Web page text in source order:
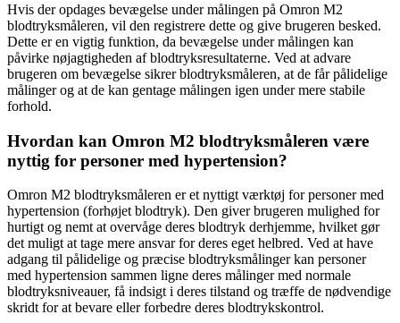
Hvis der opdages bevægelse under målingen på Omron M2
blodtryksmåleren, vil den registrere dette og give brugeren besked.
Dette er en vigtig funktion, da bevægelse under målingen kan
påvirke nøjagtigheden af ​​blodtryksresultaterne. Ved at advare
brugeren om bevægelse sikrer blodtryksmåleren, at de får pålidelige
målinger og at de kan gentage målingen igen under mere stabile
forhold.
Hvordan kan Omron M2 blodtryksmåleren være
nyttig for personer med hypertension?
Omron M2 blodtryksmåleren er et nyttigt værktøj for personer med
hypertension (forhøjet blodtryk). Den giver brugeren mulighed for
hurtigt og nemt at overvåge deres blodtryk derhjemme, hvilket gør
det muligt at tage mere ansvar for deres eget helbred. Ved at have
adgang til pålidelige og præcise blodtryksmålinger kan personer
med hypertension sammen ligne deres målinger med normale
blodtryksniveauer, få indsigt i deres tilstand og træffe de nødvendige
skridt for at bevare eller forbedre deres blodtrykskontrol.